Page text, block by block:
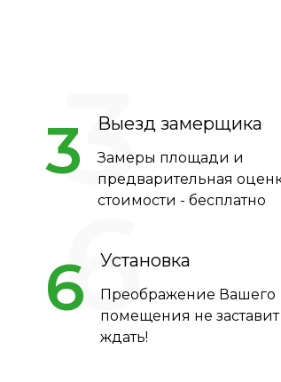
3
3 Выезд замерщика
Замеры площади и
предварительная
стоимости - бесплатно
6
6 Установка
Преображение Вашего
помещения не заставит
ждать!